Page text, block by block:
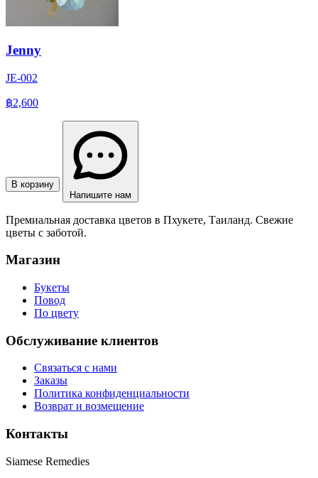
Jenny
JE-002
฿2,600
В корзину
Напишите нам
Премиальная доставка цветов в Пхукете, Таиланд. Свежие
цветы с заботой.
Магазин
Букеты
Повод
По цвету
Обслуживание клиентов
Связаться с нами
Заказы
Политика конфиденциальности
Возврат и возмещение
Контакты
Siamese Remedies